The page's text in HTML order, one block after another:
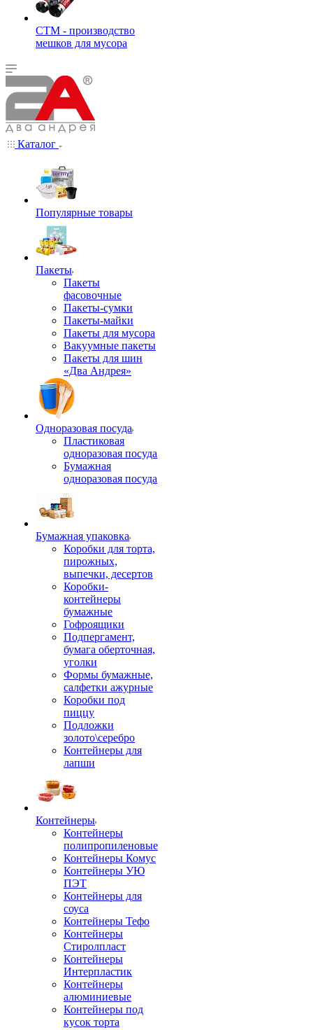
СТМ - производство
мешков для мусора
Каталог
Популярные товары
Пакеты
Пакеты
фасовочные
Пакеты-сумки
Пакеты-майки
Пакеты для мусора
Вакуумные пакеты
Пакеты для шин
«Два Андрея»
Одноразовая посуда
Пластиковая
одноразовая посуда
Бумажная
одноразовая посуда
Бумажная упаковка
Коробки для торта,
пирожных,
выпечки, десертов
Коробки-
контейнеры
бумажные
Гофроящики
Подпергамент,
бумага оберточная,
уголки
Формы бумажные,
салфетки ажурные
Коробки под
пиццу
Подложки
золото\серебро
Контейнеры для
лапши
Контейнеры
Контейнеры
полипропиленовые
Контейнеры Комус
Контейнеры УЮ
ПЭТ
Контейнеры для
соуса
Контейнеры Тефо
Контейнеры
Стиролпласт
Контейнеры
Интерпластик
Контейнеры
алюминиевые
Контейнеры под
кусок торта